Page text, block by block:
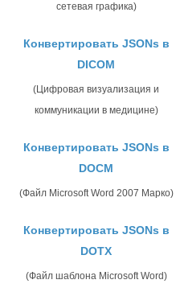
сетевая графика)
Конвертировать JSONs в
DICOM
(Цифровая визуализация и
коммуникации в медицине)
Конвертировать JSONs в
DOCM
(Файл Microsoft Word 2007 Марко)
Конвертировать JSONs в
DOTX
(Файл шаблона Microsoft Word)